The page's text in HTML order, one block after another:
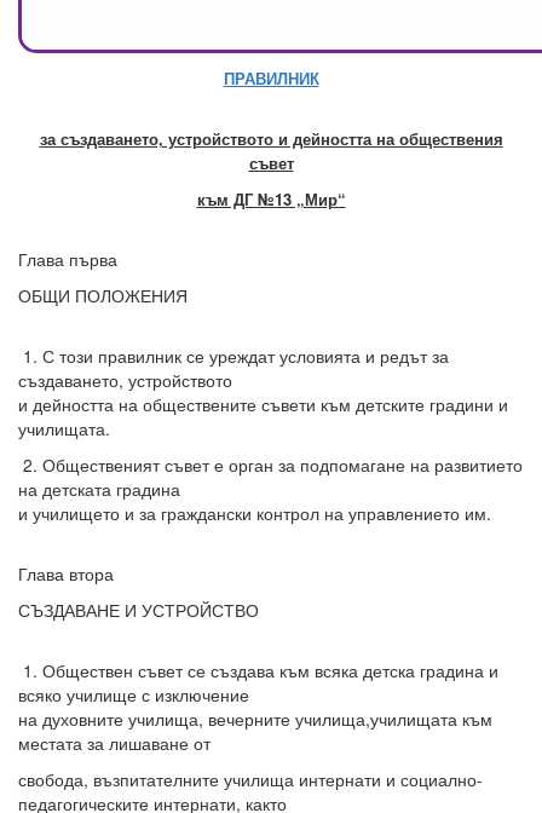
ПРАВИЛНИК
за създаването, устройството и дейността на обществения
съвет
към ДГ №13 „Мир“
Глава първа
ОБЩИ ПОЛОЖЕНИЯ
1. С този правилник се уреждат условията и редът за
създаването, устройството
и дейността на обществените съвети към детските градини и
училищата.
2. Общественият съвет е орган за подпомагане на развитието
на детската градина
и училището и за граждански контрол на управлението им.
Глава втора
СЪЗДАВАНЕ И УСТРОЙСТВО
1. Обществен съвет се създава към всяка детска градина и
всяко училище с изключение
на духовните училища, вечерните училища,училищата към
местата за лишаване от
свобода, възпитателните училища интернати и социално-
педагогическите интернати, както